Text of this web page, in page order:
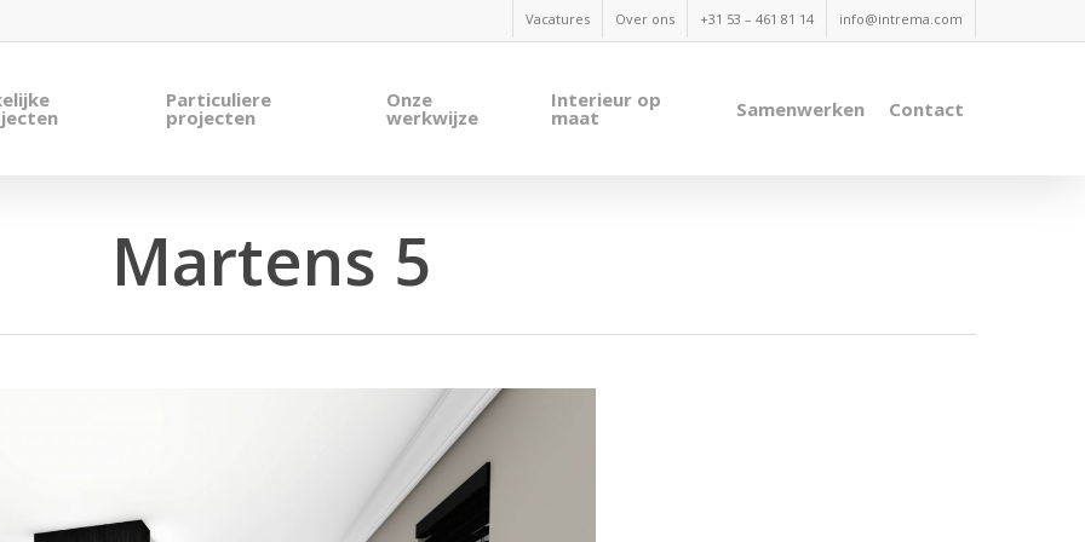
Vacatures Over ons +31 53 – 461 81 14 info@intrema.com
Particuliere
projecten
Onze
werkwijze
Interieur op
maat Samenwerken Contact
Martens 5